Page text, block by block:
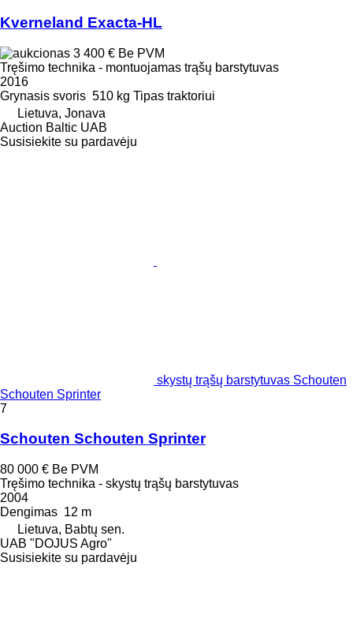
Kverneland Exacta-HL
3 400 € Be PVM
Tręšimo technika - montuojamas trąšų barstytuvas
2016
Grynasis svoris 510 kg Tipas traktoriui
Lietuva, Jonava
Auction Baltic UAB
Susisiekite su pardavėju
skystų trąšų barstytuvas Schouten
Schouten Sprinter
7
Schouten Schouten Sprinter
80 000 € Be PVM
Tręšimo technika - skystų trąšų barstytuvas
2004
Dengimas 12 m
Lietuva, Babtų sen.
UAB "DOJUS Agro"
Susisiekite su pardavėju